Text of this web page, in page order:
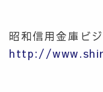
昭和信用金庫ビ
http://